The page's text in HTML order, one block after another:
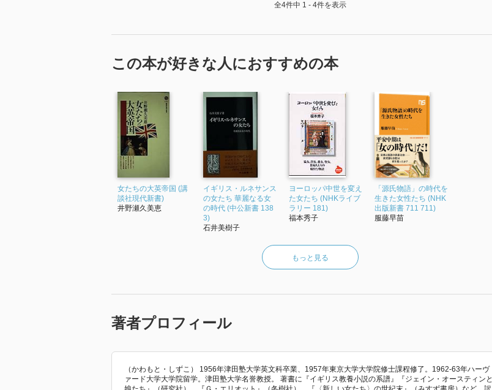
全4件中 1 - 4件を表示
この本が好きな人におすすめの本
女たちの大英帝国 (講
談社現代新書)
井野瀬久美恵
イギリス・ルネサンス
の女たち 華麗なる女
の時代 (中公新書 138
3)
石井美樹子
ヨーロッパ中世を変え
た女たち (NHKライブ
ラリー 181)
福本秀子
「源氏物語」の時代を
生きた女性たち (NHK
出版新書 711 711)
服藤早苗
もっと見る
著者プロフィール
（かわもと・しずこ） 1956年津田塾大学英文科卒業、1957年東京大学大学院修士課程修了。1962-63年ハーヴ
ァード大学大学院留学。津田塾大学名誉教授。 著書に『イギリス教養小説の系譜』『ジェイン・オースティンと